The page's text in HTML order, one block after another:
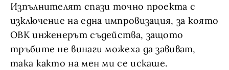
Изпълнителят спази точно проекта с
изключение на една импровизация, за която
ОВК инженерът съдейства, защото
тръбите не винаги можеха да завиват,
така както на мен ми се искаше.